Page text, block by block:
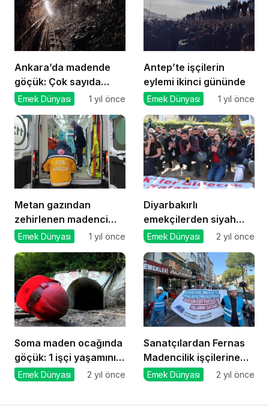
Ankara’da madende
göçük: Çok sayıda
yaralı var
Emek Dünyası 1 yıl önce
Antep’te işçilerin
eylemi ikinci gününde
Emek Dünyası 1 yıl önce
Metan gazından
zehirlenen madenci
öldü
Emek Dünyası 1 yıl önce
Diyarbakırlı
emekçilerden siyah
bantlı protesto
Emek Dünyası 2 yıl önce
Soma maden ocağında
göçük: 1 işçi yaşamını
yitirdi
Emek Dünyası 2 yıl önce
Sanatçılardan Fernas
Madencilik işçilerine
destek
Emek Dünyası 2 yıl önce